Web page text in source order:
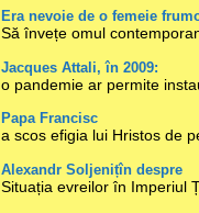
Era nevoie de o femeie
Să învețe omul
Jacques Attali, în 2009:
o pandemie ar permite
Papa Francisc
a scos efigia lui Hristos de
Alexandr Soljenițîn despre
Situația evreilor în Imperiul